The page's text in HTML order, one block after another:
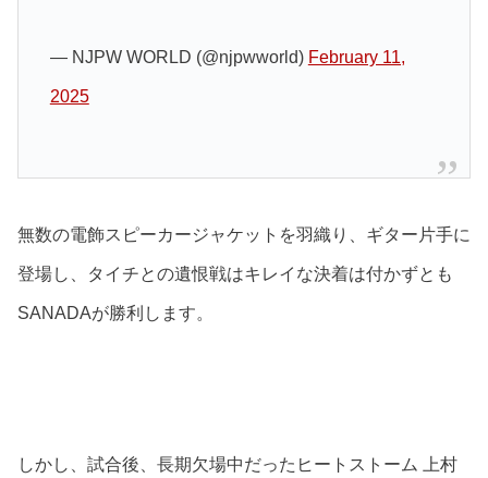
— NJPW WORLD (@njpwworld) February 11,
2025
無数の電飾スピーカージャケットを羽織り、ギター片手に
登場し、タイチとの遺恨戦はキレイな決着は付かずとも
SANADAが勝利します。
しかし、試合後、長期欠場中だったヒートストーム 上村